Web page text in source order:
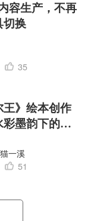
容生产，不再
切换
35
王》绘本创作
彩墨韵下的史
一溪
51